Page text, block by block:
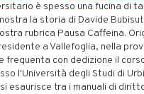
è spesso una fucina di
la storia di Davide
rubrica Pausa Caffeina.
a Vallefoglia, nella
frequenta con dedizione il
l'Università degli Studi di
esaurisce tra i manuali di